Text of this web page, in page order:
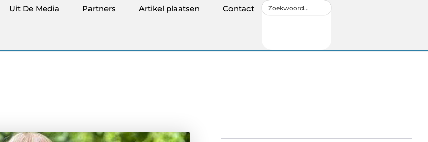
Uit De Media Partners Artikel plaatsen Contact